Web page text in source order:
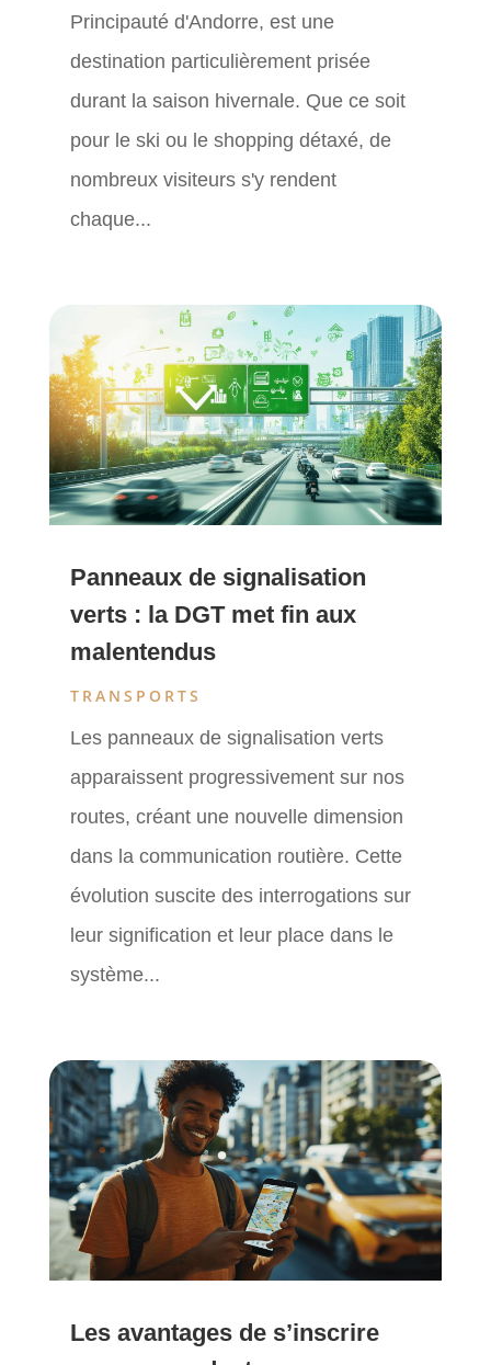
Principauté d'Andorre, est une
destination particulièrement prisée
durant la saison hivernale. Que ce soit
pour le ski ou le shopping détaxé, de
nombreux visiteurs s'y rendent
chaque...
Panneaux de signalisation
verts : la DGT met fin aux
malentendus
TRANSPORTS
Les panneaux de signalisation verts
apparaissent progressivement sur nos
routes, créant une nouvelle dimension
dans la communication routière. Cette
évolution suscite des interrogations sur
leur signification et leur place dans le
système...
Les avantages de s’inscrire